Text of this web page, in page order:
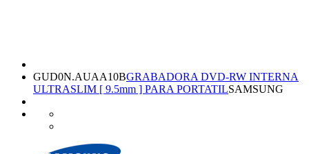
GUD0N.AUAA10BGRABADORA DVD-RW INTERNA
ULTRASLIM [ 9.5mm ] PARA PORTATILSAMSUNG